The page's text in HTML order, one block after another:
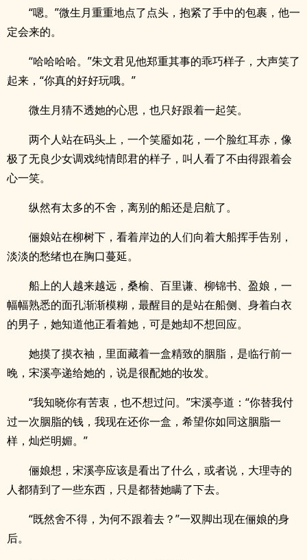
“嗯。”微生月重重地点了点头，抱紧了手中的包裹，他一
定会来的。
“哈哈哈哈。”朱文君见他郑重其事的乖巧样子，大声笑了
起来，“你真的好好玩哦。”
微生月猜不透她的心思，也只好跟着一起笑。
两个人站在码头上，一个笑靥如花，一个脸红耳赤，像
极了无良少女调戏纯情郎君的样子，叫人看了不由得跟着会
心一笑。
纵然有太多的不舍，离别的船还是启航了。
俪娘站在柳树下，看着岸边的人们向着大船挥手告别，
淡淡的愁绪也在胸口蔓延。
船上的人越来越远，桑榆、百里谦、柳锦书、盈娘，一
幅幅熟悉的面孔渐渐模糊，最醒目的是站在船侧、身着白衣
的男子，她知道他正看着她，可是她却不想回应。
她摸了摸衣袖，里面藏着一盒精致的胭脂，是临行前一
晚，宋溪亭递给她的，说是很配她的妆发。
“我知晓你有苦衷，也不想过问。”宋溪亭道：“你替我付
过一次胭脂的钱，我现在还你一盒，希望你如同这胭脂一
样，灿烂明媚。”
俪娘想，宋溪亭应该是看出了什么，或者说，大理寺的
人都猜到了一些东西，只是都替她瞒了下去。
“既然舍不得，为何不跟着去？”一双脚出现在俪娘的身
后。